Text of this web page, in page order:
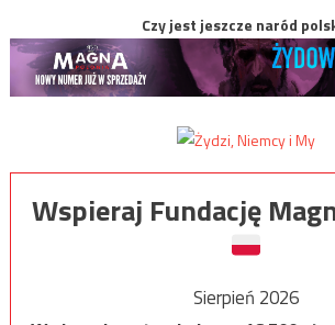
Czy jest jeszcze naród
Wspieraj Fundację
Sierpień 2026